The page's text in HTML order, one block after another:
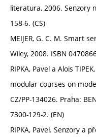
literatura, 2006. Senzory
158-6. (CS)
MEIJER, G. C. M. Smart
Wiley, 2008. ISBN
RIPKA, Pavel a Alois
modular courses on
CZ/PP-134026. Praha:
7300-129-2. (EN)
RIPKA, Pavel. Senzory a